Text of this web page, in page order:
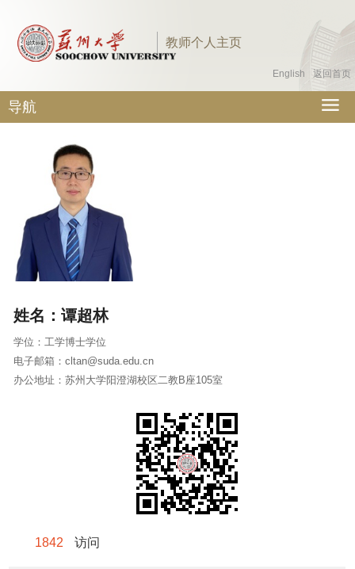
教师个人主页
English 返回首页
导航
姓名： 谭超林
学位： 工学博士学位
电子邮箱： cltan@suda.edu.cn
办公地址： 苏州大学阳澄湖校区二教B座105室
1842 访问